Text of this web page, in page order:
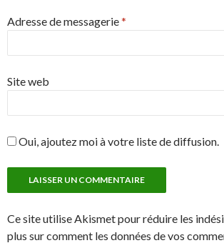
Adresse de messagerie*
Site web
Oui, ajoutez moi à votre liste de diffusion.
Ce site utilise Akismet pour réduire les
plus sur comment les données de vos